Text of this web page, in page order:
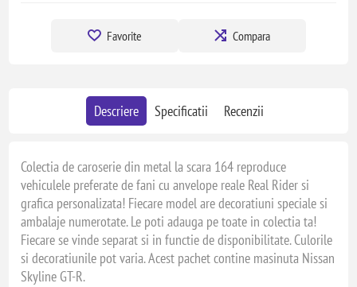
Favorite Compara
Descriere Specificatii Recenzii
Colectia de caroserie din metal la scara 164 reproduce
vehiculele preferate de fani cu anvelope reale Real Rider si
grafica personalizata! Fiecare model are decoratiuni speciale si
ambalaje numerotate. Le poti adauga pe toate in colectia ta!
Fiecare se vinde separat si in functie de disponibilitate. Culorile
si decoratiunile pot varia. Acest pachet contine masinuta Nissan
Skyline GT-R.